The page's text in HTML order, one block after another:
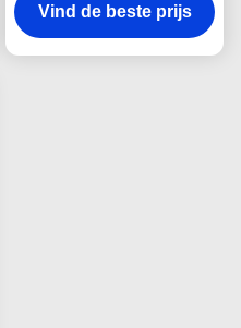
Kosmetische Lijst
Embleem van
Vind de beste prijs